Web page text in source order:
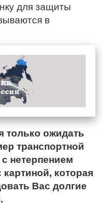
для защиты
в
только ожидать
транспортной
нетерпением
которая
Вас долгие